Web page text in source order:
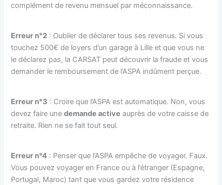
complément de revenu mensuel par méconnaissance.
Erreur n°2 : Oublier de déclarer tous ses revenus. Si vous
touchez 500€ de loyers d’un garage à Lille et que vous ne
le déclarez pas, la CARSAT peut découvrir la fraude et vous
demander le remboursement de l’ASPA indûment perçue.
Erreur n°3 : Croire que l’ASPA est automatique. Non, vous
devez faire unedemande active auprès de votre caisse de
retraite. Rien ne se fait tout seul.
Erreur n°4 : Penser que l’ASPA empêche de voyager. Faux.
Vous pouvez voyager en France ou à l’étranger (Espagne,
Portugal, Maroc) tant que vous gardez votre résidence